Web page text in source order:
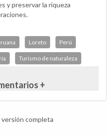
y preservar la riqueza
Loreto Perú
Turismo de naturaleza
+
completa